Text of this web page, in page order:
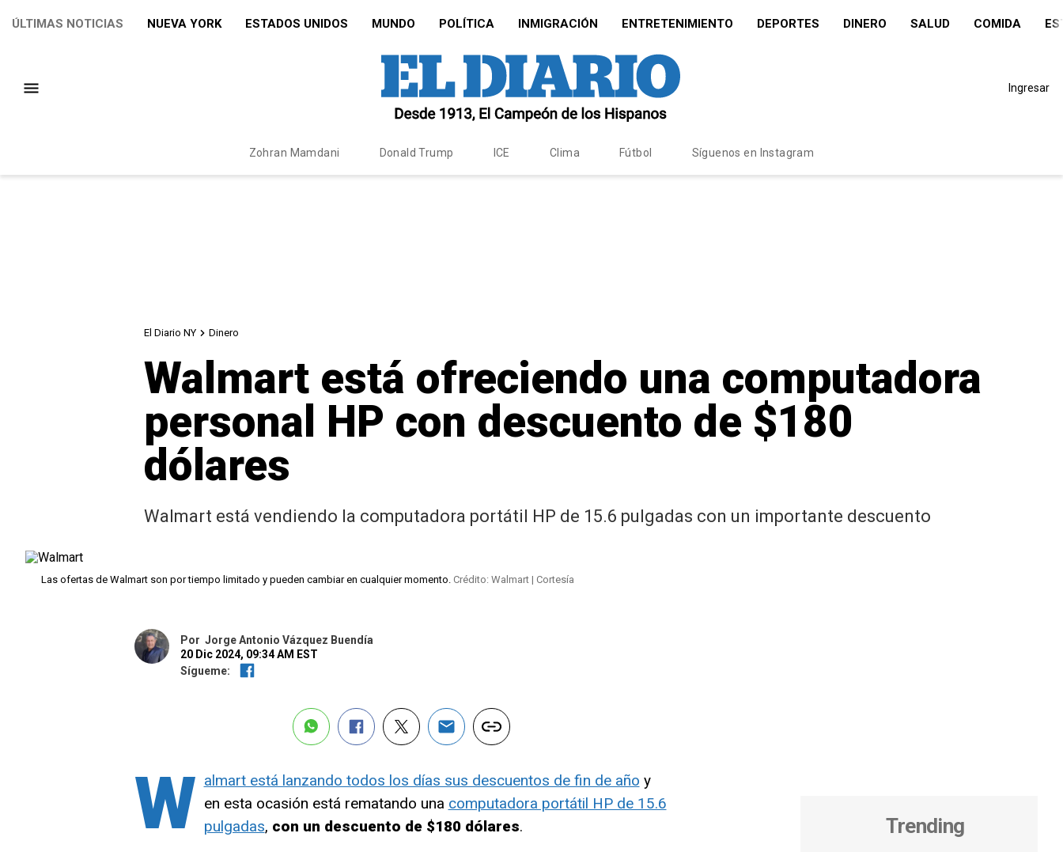
ÚLTIMAS NOTICIAS NUEVA YORK ESTADOS UNIDOS MUNDO POLÍTICA INMIGRACIÓN ENTRETENIMIENTO DEPORTES DINERO SALUD COMIDA
Ingresar
Zohran Mamdani Donald Trump ICE Clima Fútbol Síguenos en Instagram
El Diario NY Dinero
Walmart está ofreciendo una computadora
personal HP con descuento de $180
dólares
Walmart está vendiendo la computadora portátil HP de 15.6 pulgadas con un importante descuento
Las ofertas de Walmart son por tiempo limitado y pueden cambiar en cualquier momento. Crédito: Walmart | Cortesía
Por Jorge Antonio Vázquez Buendía
20 Dic 2024, 09:34 AM EST
Sígueme:
W almart está lanzando todos los días sus descuentos de fin de año y
en esta ocasión está rematando una computadora portátil HP de 15.6
pulgadas, con un descuento de $180 dólares. Trending